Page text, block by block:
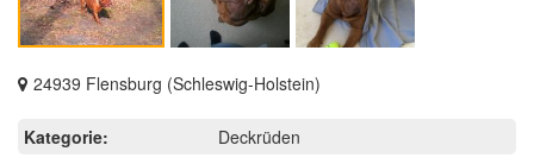
24939 Flensburg (Schleswig-Holstein)
Kategorie:
Deckrüden